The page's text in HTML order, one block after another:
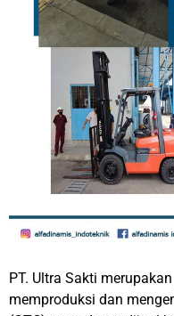
PT. Ultra Sakti
memproduksi dan